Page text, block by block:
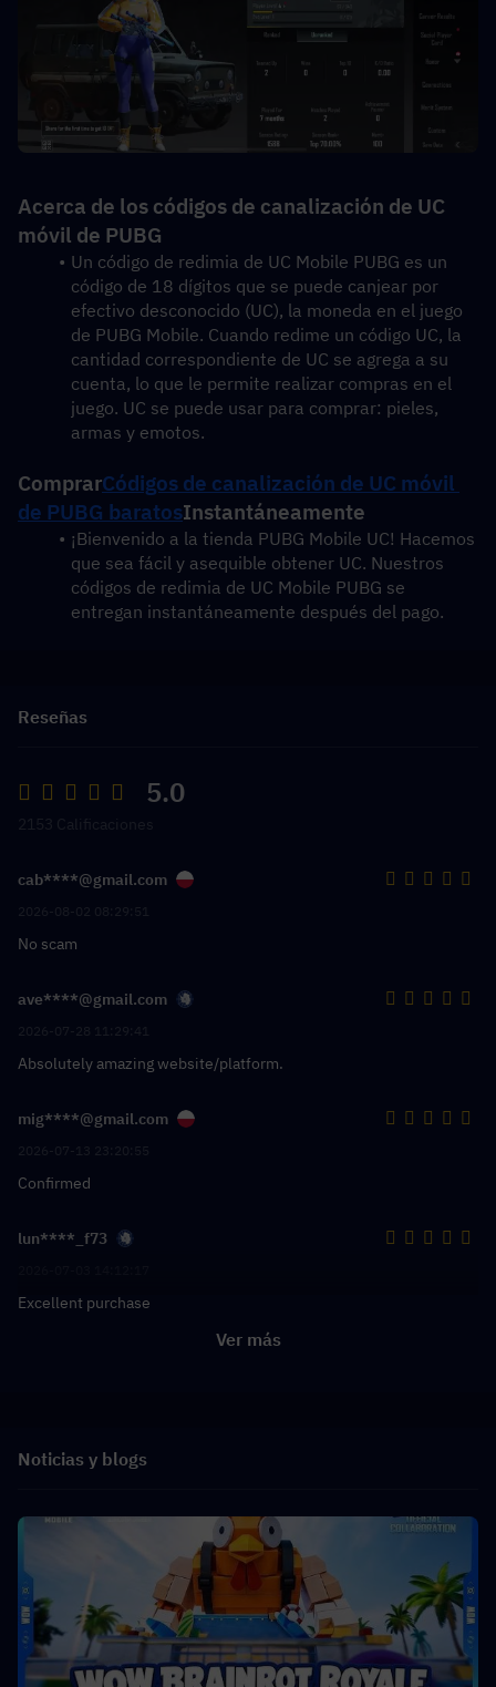
Acerca de los códigos de canalización de UC
móvil de PUBG
Un código de redimia de UC Mobile PUBG es un
código de 18 dígitos que se puede canjear por
efectivo desconocido (UC), la moneda en el juego
de PUBG Mobile. Cuando redime un código UC, la
cantidad correspondiente de UC se agrega a su
cuenta, lo que le permite realizar compras en el
juego. UC se puede usar para comprar: pieles,
armas y emotos.
ComprarCódigos de canalización de UC móvil
de PUBG baratosInstantáneamente
¡Bienvenido a la tienda PUBG Mobile UC! Hacemos
que sea fácil y asequible obtener UC. Nuestros
códigos de redimia de UC Mobile PUBG se
entregan instantáneamente después del pago.
Reseñas
5.0
cab****@gmail.com
No scam
ave****@gmail.com
Absolutely amazing website/platform.
mig****@gmail.com
Confirmed
lun****_f73
Excellent purchase
Ver más
Noticias y blogs